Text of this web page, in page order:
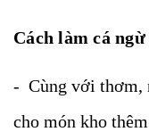
Cách làm cá
- Cùng với thơm,
cho món kho